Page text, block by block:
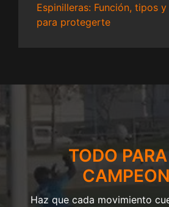
Espinilleras: Función, tipos
para protegerte
TODO
Haz que cada movimiento